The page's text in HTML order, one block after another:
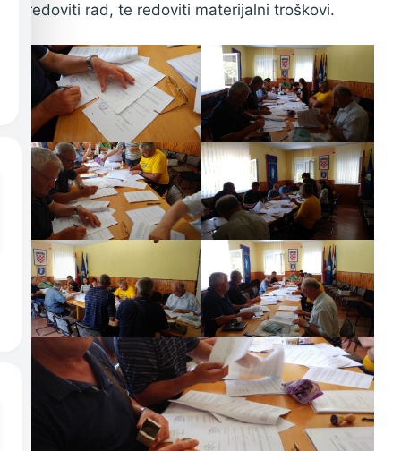
redoviti rad, te redoviti materijalni troškovi.